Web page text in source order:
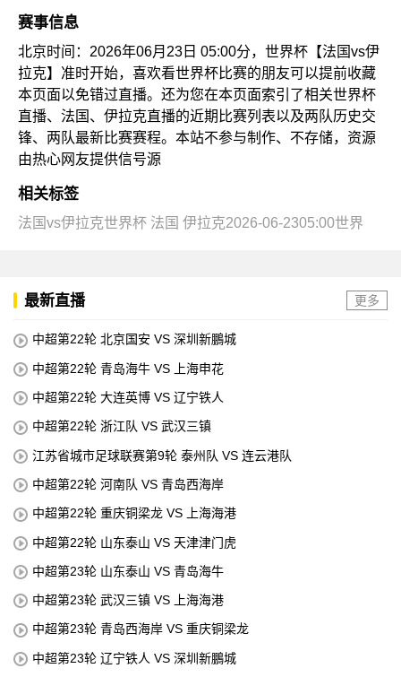
赛事信息
北京时间：2026年06月23日 05:00分，世界杯【法国vs伊
拉克】准时开始，喜欢看世界杯比赛的朋友可以提前收藏
本页面以免错过直播。还为您在本页面索引了相关世界杯
直播、法国、伊拉克直播的近期比赛列表以及两队历史交
锋、两队最新比赛赛程。本站不参与制作、不存储，资源
由热心网友提供信号源
相关标签
法国vs伊拉克世界杯 法国 伊拉克2026-06-2305:00世界
最新直播 更多
中超第22轮 北京国安 VS 深圳新鵬城
中超第22轮 青岛海牛 VS 上海申花
中超第22轮 大连英博 VS 辽宁铁人
中超第22轮 浙江队 VS 武汉三镇
江苏省城市足球联赛第9轮 泰州队 VS 连云港队
中超第22轮 河南队 VS 青岛西海岸
中超第22轮 重庆铜梁龙 VS 上海海港
中超第22轮 山东泰山 VS 天津津门虎
中超第23轮 山东泰山 VS 青岛海牛
中超第23轮 武汉三镇 VS 上海海港
中超第23轮 青岛西海岸 VS 重庆铜梁龙
中超第23轮 辽宁铁人 VS 深圳新鵬城